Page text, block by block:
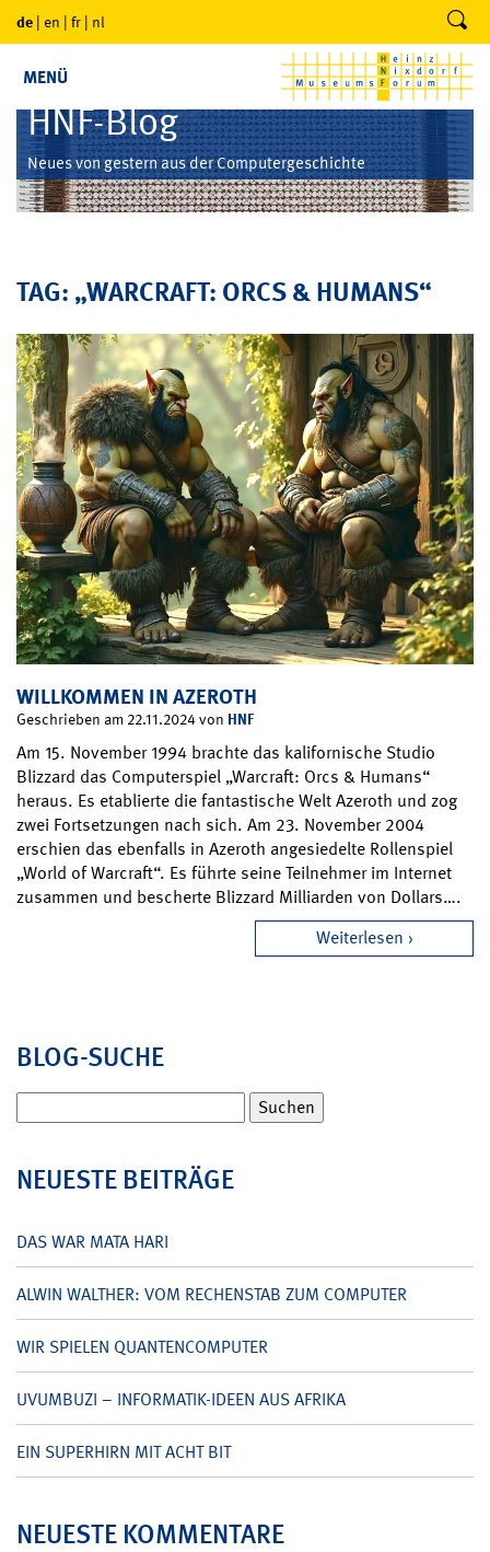
de | en | fr | nl
MENÜ
HNF-Blog
Neues von gestern aus der Computergeschichte
TAG: „WARCRAFT: ORCS & HUMANS“
WILLKOMMEN IN AZEROTH
Geschrieben am 22.11.2024 von HNF
Am 15. November 1994 brachte das kalifornische Studio
Blizzard das Computerspiel „Warcraft: Orcs & Humans“
heraus. Es etablierte die fantastische Welt Azeroth und zog
zwei Fortsetzungen nach sich. Am 23. November 2004
erschien das ebenfalls in Azeroth angesiedelte Rollenspiel
„World of Warcraft“. Es führte seine Teilnehmer im Internet
zusammen und bescherte Blizzard Milliarden von Dollars….
Weiterlesen
BLOG-SUCHE
nach:
NEUESTE BEITRÄGE
DAS WAR MATA HARI
ALWIN WALTHER: VOM RECHENSTAB ZUM COMPUTER
WIR SPIELEN QUANTENCOMPUTER
UVUMBUZI – INFORMATIK-IDEEN AUS AFRIKA
EIN SUPERHIRN MIT ACHT BIT
NEUESTE KOMMENTARE